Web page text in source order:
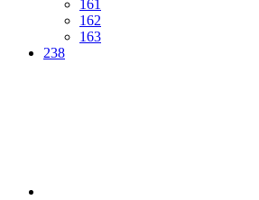
161
162
163
238